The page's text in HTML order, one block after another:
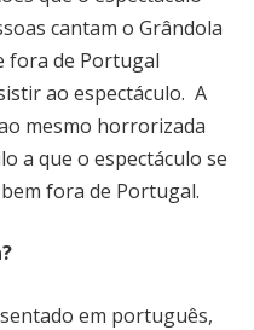
cantam o Grândola
fora de Portugal
ao espectáculo. A
mesmo horrorizada
a que o espectáculo se
fora de Portugal.
em português,